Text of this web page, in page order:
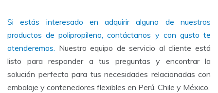
Si estás interesado en adquirir alguno de nuestros
productos de polipropileno, contáctanos y con gusto te
atenderemos. Nuestro equipo de servicio al cliente está
listo para responder a tus preguntas y encontrar la
solución perfecta para tus necesidades relacionadas con
embalaje y contenedores flexibles en Perú, Chile y México.